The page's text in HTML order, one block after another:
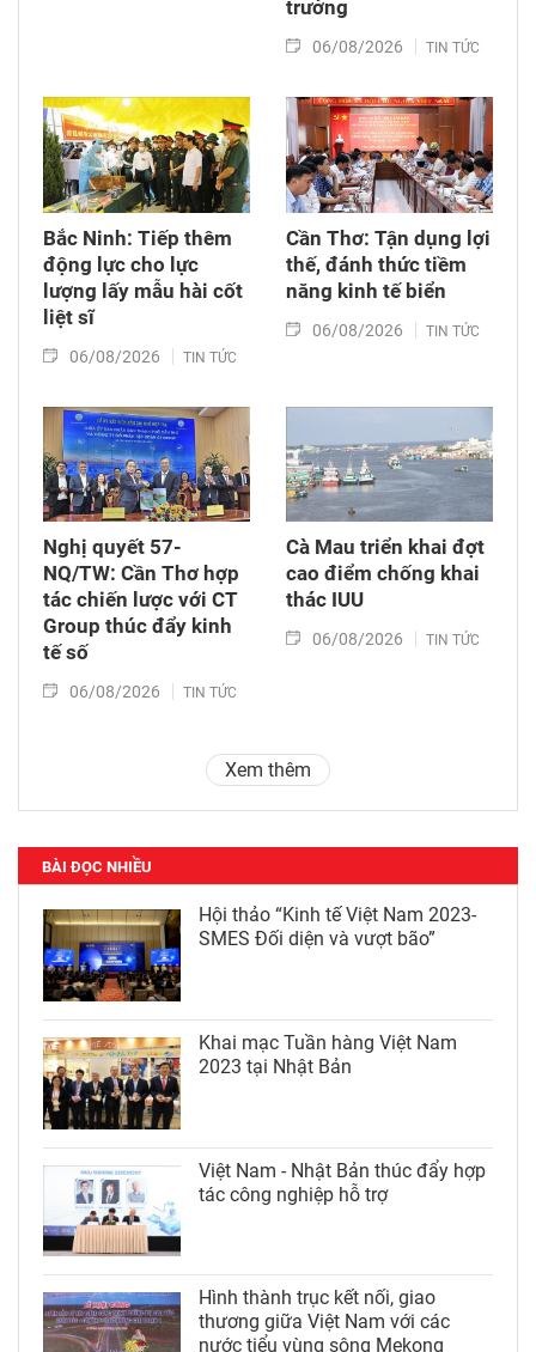
trưởng
06/08/2026 TIN TỨC
Bắc Ninh: Tiếp thêm
động lực cho lực
lượng lấy mẫu hài cốt
liệt sĩ
06/08/2026 TIN TỨC
Cần Thơ: Tận dụng lợi
thế, đánh thức tiềm
năng kinh tế biển
06/08/2026 TIN TỨC
Nghị quyết 57-
NQ/TW: Cần Thơ hợp
tác chiến lược với CT
Group thúc đẩy kinh
tế số
06/08/2026 TIN TỨC
Cà Mau triển khai đợt
cao điểm chống khai
thác IUU
06/08/2026 TIN TỨC
Xem thêm
BÀI ĐỌC NHIỀU
Hội thảo “Kinh tế Việt Nam 2023-
SMES Đối diện và vượt bão”
Khai mạc Tuần hàng Việt Nam
2023 tại Nhật Bản
Việt Nam - Nhật Bản thúc đẩy hợp
tác công nghiệp hỗ trợ
Hình thành trục kết nối, giao
thương giữa Việt Nam với các
nước tiểu vùng sông Mekong